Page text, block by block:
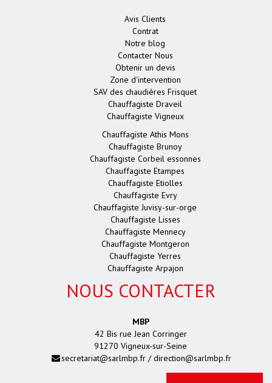
Avis Clients
Contrat
Notre blog
Contacter Nous
Obtenir un devis
Zone d'intervention
SAV des chaudières Frisquet
Chauffagiste Draveil
Chauffagiste Vigneux
Chauffagiste Athis Mons
Chauffagiste Brunoy
Chauffagiste Corbeil essonnes
Chauffagiste Etampes
Chauffagiste Etiolles
Chauffagiste Evry
Chauffagiste Juvisy-sur-orge
Chauffagiste Lisses
Chauffagiste Mennecy
Chauffagiste Montgeron
Chauffagiste Yerres
Chauffagiste Arpajon
NOUS CONTACTER
MBP
42 Bis rue Jean Corringer
91270 Vigneux-sur-Seine
secretariat@sarlmbp.fr / direction@sarlmbp.fr